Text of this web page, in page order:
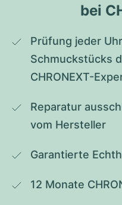
bei
Prüfung jeder
Schmuckstücks
CHRONEXT-
Reparatur
vom Hersteller
Garantierte
12 Monate